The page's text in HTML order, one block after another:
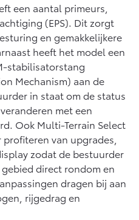
een aantal primeurs,
(EPS). Dit zorgt
en gemakkelijkere
heeft het model een
stabilisatorstang
Mechanism) aan de
in staat om de status
met een
Ook Multi-Terrain Select
van upgrades,
zodat de bestuurder
direct rondom en
dragen bij aan
rijgedrag en